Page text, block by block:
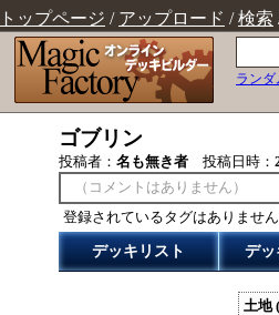
トップページ / アップロード /検索
ラン
ゴブリン
投稿者： 名も無き者 投稿日時：
（コメントはありません）
登録されているタグはありません
デッキリスト デッ
土地